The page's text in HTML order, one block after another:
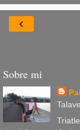
‹
Sobre mi